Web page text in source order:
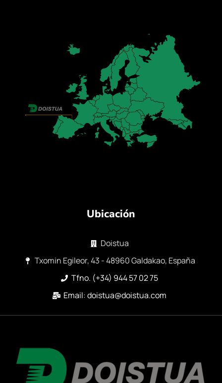
Ubicación
Doistua
Txomin Egileor, 43 - 48960 Galdakao, España
Tfno. (+34) 944 57 02 75
Email: doistua@doistua.com